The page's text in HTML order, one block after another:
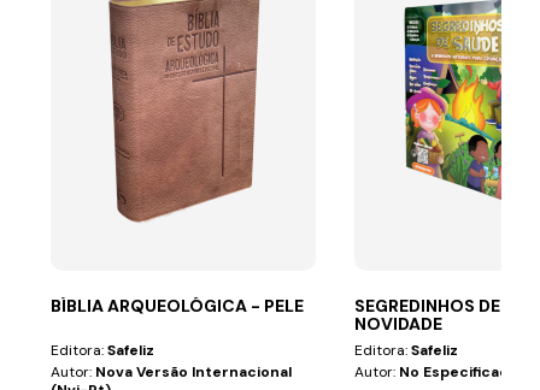
BÍBLIA ARQUEOLÓGICA - PELE
Editora:Safeliz
Autor: Nova Versão Internacional
SEGREDINHOS DE
NOVIDADE
Editora:Safeliz
Autor: No Especificado